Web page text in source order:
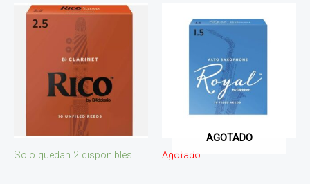
Solo quedan 2 disponibles
AGOTADO
Agotado